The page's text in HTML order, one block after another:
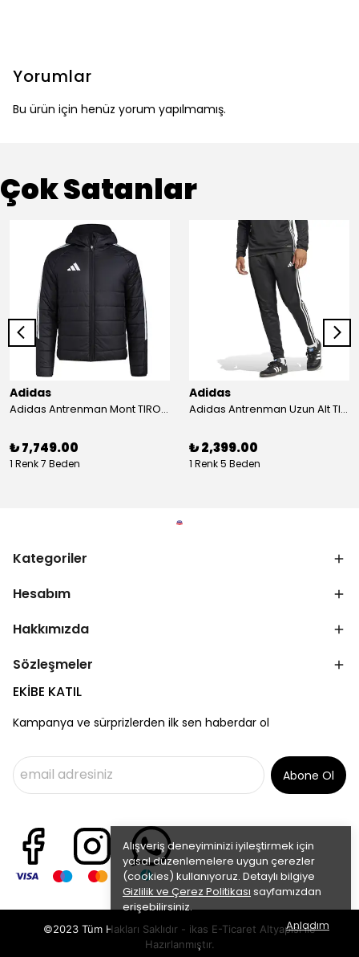
Alışveriş deneyiminizi iyileştirmek için
yasal düzenlemelere uygun çerezler
(cookies) kullanıyoruz. Detaylı bilgiye
Gizlilik ve Çerez Politikası sayfamızdan
erişebilirsiniz.
Anladım
Yorumlar
Bu ürün için henüz yorum yapılmamış.
Çok Satanlar
Adidas
Adidas Antrenman Mont TIRO24 WINT JKT IJ7388
₺ 7,749.00
1 Renk 7 Beden
Adidas
Adidas Antrenman Uzun Alt TIRO ES PNT JD0442
₺ 2,399.00
1 Renk 5 Beden
Kategoriler
Hesabım
Hakkımızda
Sözleşmeler
EKİBE KATIL
Kampanya ve sürprizlerden ilk sen haberdar ol
Abone Ol
©2023 Tüm Hakları Saklıdır - ikas E-Ticaret Altyapısı ile
Hazırlanmıştır.